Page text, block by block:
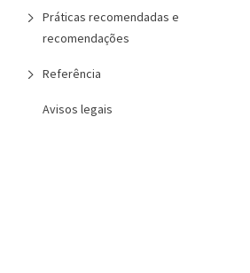
Práticas recomendadas e
recomendações
Referência
Avisos legais